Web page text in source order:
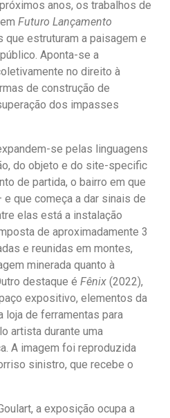
anos, os trabalhos de
emFuturo Lançamento
estruturam a paisagem e
Aponta-se a
no direito à
de construção de
dos impasses
se pelas linguagens
do objeto e do site-specific
de partida, o bairro em que
que começa a dar sinais de
elas está a instalação
de aproximadamente 3
e reunidas em montes,
minerada quanto à
destaque éFênix(2022),
expositivo, elementos da
loja de ferramentas para
artista durante uma
A imagem foi reproduzida
sinistro, que recebe o
a exposição ocupa a